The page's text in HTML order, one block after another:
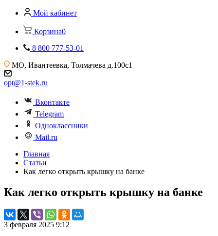
Мой кабинет
Корзина0
8 800 777-53-01
МО, Ивантеевка, Толмачева д.100с1
opt@1-stek.ru
Вконтакте
Telegram
Одноклассники
Mail.ru
Главная
Статьи
Как легко открыть крышку на банке
Как легко открыть крышку на банке
3 февраля 2025 9:12